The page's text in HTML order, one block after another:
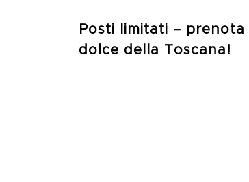
Posti limitati –
dolce della Toscana!